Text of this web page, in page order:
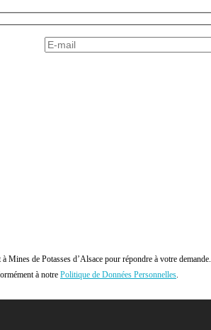
Mines de Potasses d’Alsace pour répondre à votre demande.
à notre Politique de Données Personnelles.